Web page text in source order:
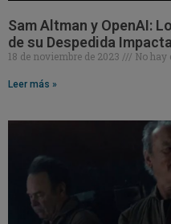
Sam Altman y OpenAI:
de su Despedida
18 de noviembre de 2023 No hay
Leer más »